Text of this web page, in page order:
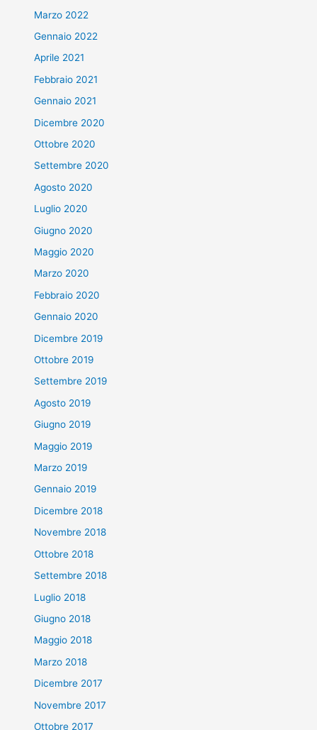
Marzo 2022
Gennaio 2022
Aprile 2021
Febbraio 2021
Gennaio 2021
Dicembre 2020
Ottobre 2020
Settembre 2020
Agosto 2020
Luglio 2020
Giugno 2020
Maggio 2020
Marzo 2020
Febbraio 2020
Gennaio 2020
Dicembre 2019
Ottobre 2019
Settembre 2019
Agosto 2019
Giugno 2019
Maggio 2019
Marzo 2019
Gennaio 2019
Dicembre 2018
Novembre 2018
Ottobre 2018
Settembre 2018
Luglio 2018
Giugno 2018
Maggio 2018
Marzo 2018
Dicembre 2017
Novembre 2017
Ottobre 2017